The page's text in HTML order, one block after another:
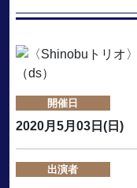
開催日
2020月5月03日(日)
出演者